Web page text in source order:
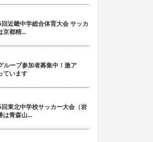
近畿中学総合体育大会 サッカ
都精...
ループ参加者募集中！激ア
ています
東北中学校サッカー大会（岩
は青森山...